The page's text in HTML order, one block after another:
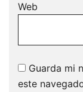
Web
Guarda mi
este